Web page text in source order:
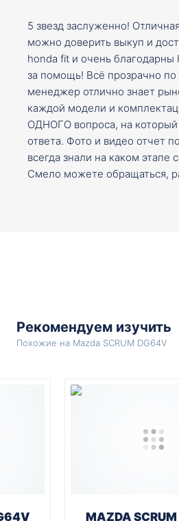
5 звезд заслуженно!
можно доверить выкуп и
honda fit и очень
за помощь! Всё прозрачно
менеджер отлично знает
каждой модели и
ОДНОГО вопроса, на
ответа. Фото и видео отчет
всегда знали на каком этапе
Смело можете обращаться,
Рекомендуем изучить
Похожие на Mazda SCRUM DG64V
MAZDA